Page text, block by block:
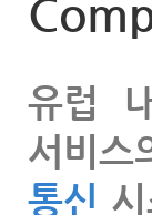
유럽
서비스
통신